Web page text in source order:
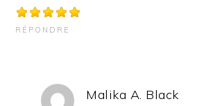
RÉPONDRE
Malika A. Black